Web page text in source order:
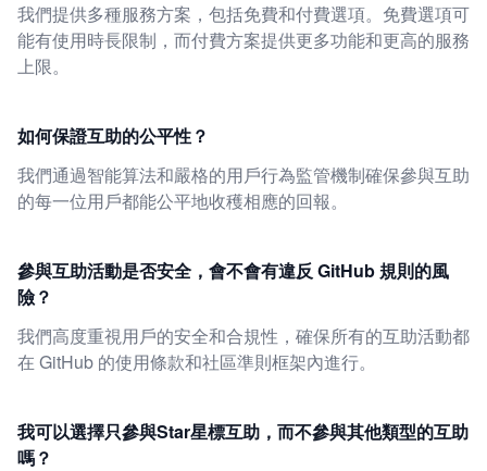
我們提供多種服務方案，包括免費和付費選項。免費選項可
能有使用時長限制，而付費方案提供更多功能和更高的服務
上限。
如何保證互助的公平性？
我們通過智能算法和嚴格的用戶行為監管機制確保參與互助
的每一位用戶都能公平地收穫相應的回報。
參與互助活動是否安全，會不會有違反 GitHub 規則的風
險？
我們高度重視用戶的安全和合規性，確保所有的互助活動都
在 GitHub 的使用條款和社區準則框架內進行。
我可以選擇只參與Star星標互助，而不參與其他類型的互助
嗎？